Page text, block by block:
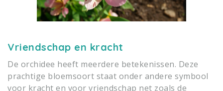
Vriendschap en kracht
De orchidee heeft meerdere betekenissen. Deze
prachtige bloemsoort staat onder andere symbool
voor kracht en voor vriendschap net zoals de